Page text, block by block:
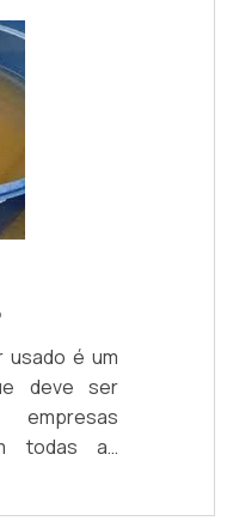
e seu
feito com
A
uma
cima, muita
usado é um
deve ser
todas as
com as
é possível